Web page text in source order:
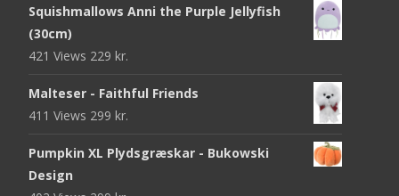
Squishmallows Anni the Purple Jellyfish
(30cm)
421 Views 229 kr.
Malteser - Faithful Friends
411 Views 299 kr.
Pumpkin XL Plydsgræskar - Bukowski
Design